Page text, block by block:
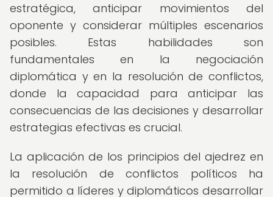
estratégica, anticipar movimientos del
oponente y considerar múltiples escenarios
posibles. Estas habilidades son
fundamentales en la negociación
diplomática y en la resolución de conflictos,
donde la capacidad para anticipar las
consecuencias de las decisiones y desarrollar
estrategias efectivas es crucial.
La aplicación de los principios del ajedrez en
la resolución de conflictos políticos ha
permitido a líderes y diplomáticos desarrollar